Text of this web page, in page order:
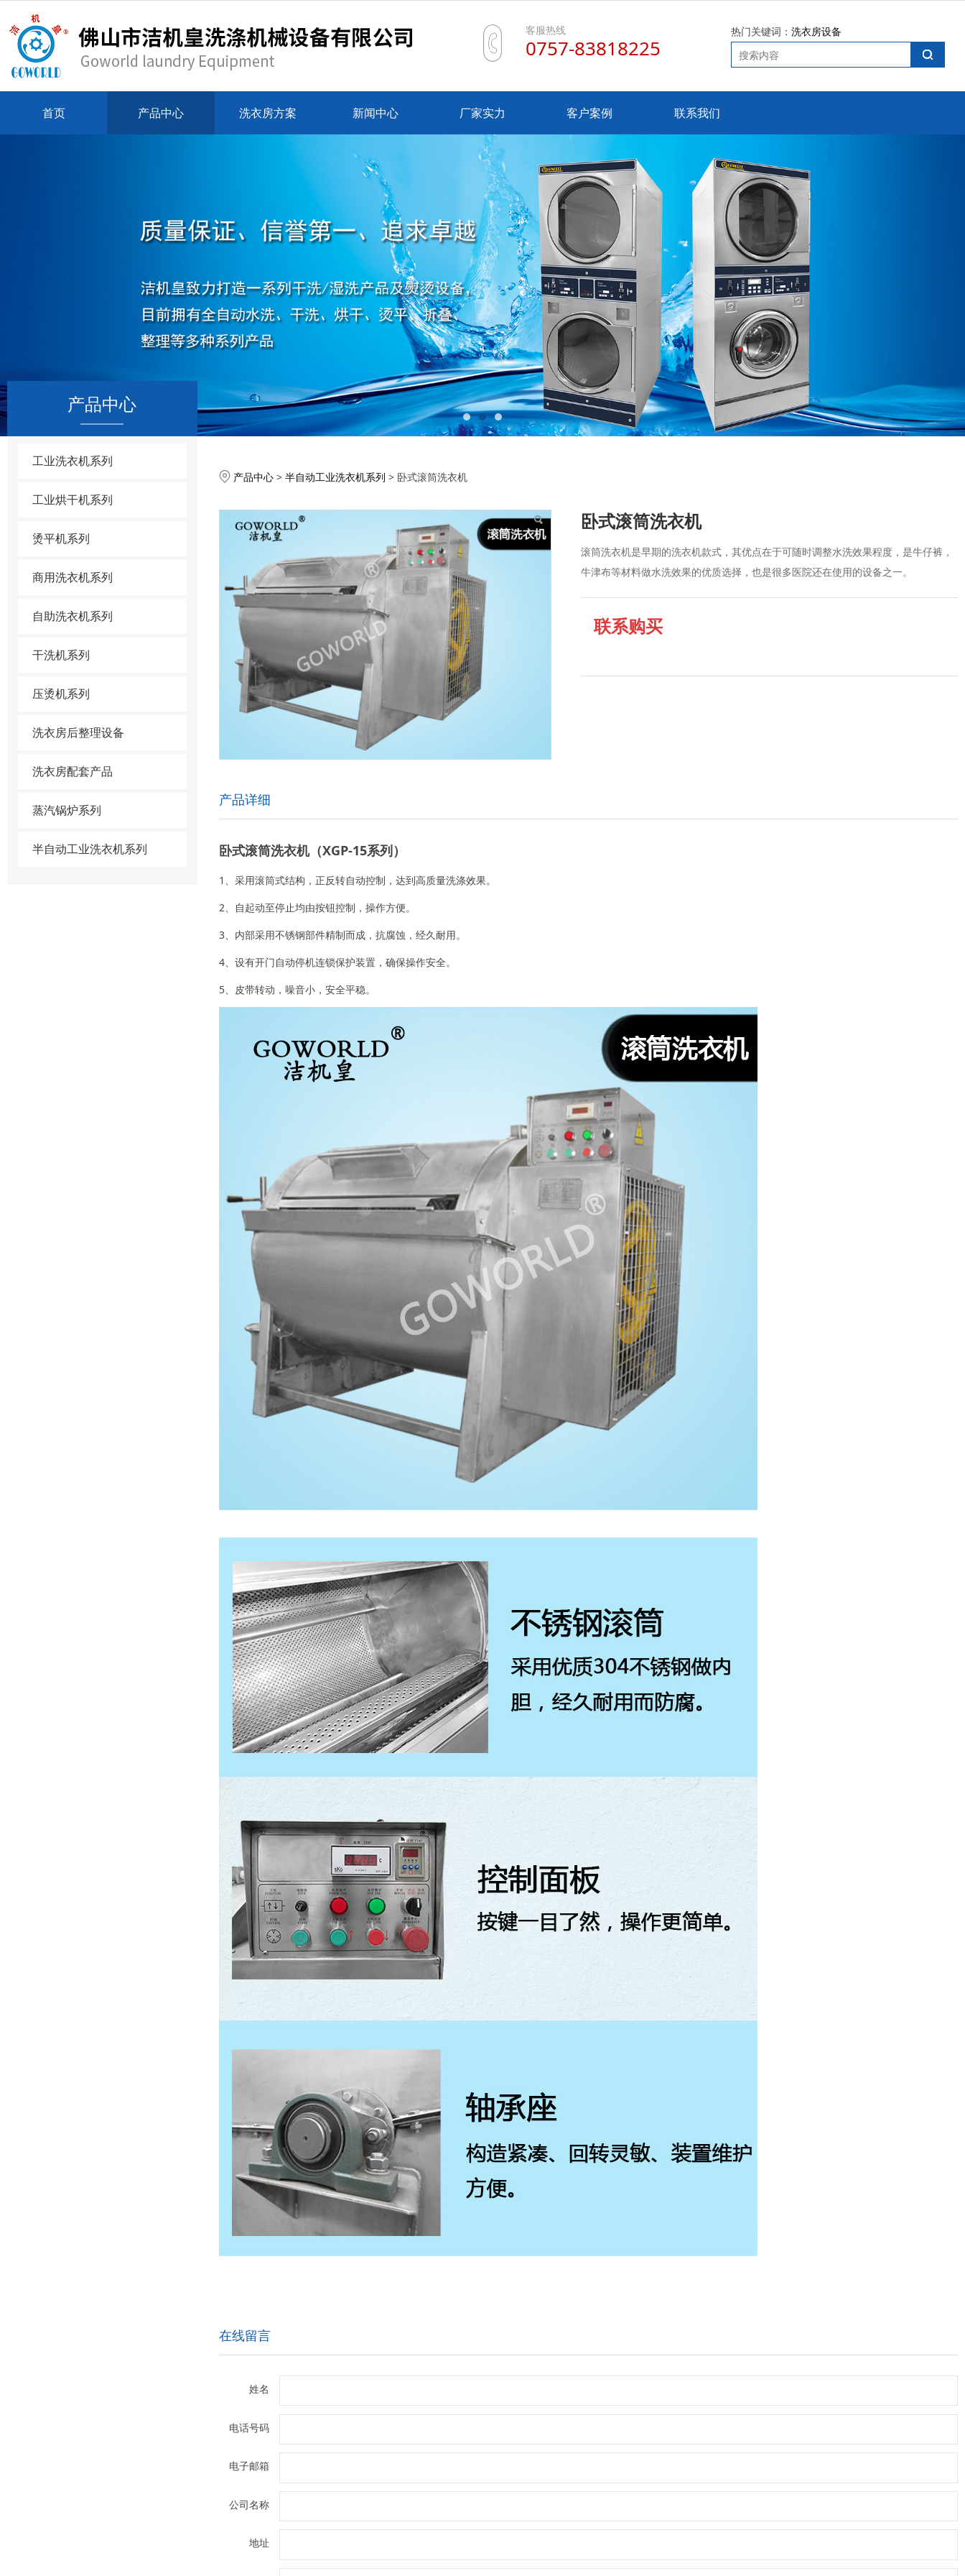
客服热线
0757-83818225
热门关键词： 洗衣房设备
首页 产品中心 洗衣房方案 新闻中心 厂家实力 客户案例 联系我们
产品中心
工业洗衣机系列
工业烘干机系列
烫平机系列
商用洗衣机系列
自助洗衣机系列
干洗机系列
压烫机系列
洗衣房后整理设备
洗衣房配套产品
蒸汽锅炉系列
半自动工业洗衣机系列
卧式滚筒洗衣机
产品中心> 半自动工业洗衣机系列 > 卧式滚筒洗衣机
卧式滚筒洗衣机
滚筒洗衣机是早期的洗衣机款式，其优点在于可随时调整水洗效果程度，是牛仔裤，
牛津布等材料做水洗效果的优质选择，也是很多医院还在使用的设备之一。
联系购买
产品详细
卧式滚筒洗衣机（XGP-15系列）
1、采用滚筒式结构，正反转自动控制，达到高质量洗涤效果。
2、自起动至停止均由按钮控制，操作方便。
3、内部采用不锈钢部件精制而成，抗腐蚀，经久耐用。
4、设有开门自动停机连锁保护装置，确保操作安全。
5、皮带转动，噪音小，安全平稳。
在线留言
姓名
电话号码
电子邮箱
公司名称
地址